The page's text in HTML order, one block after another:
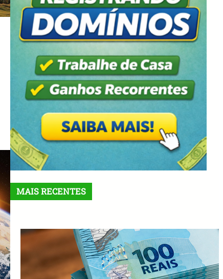
MAIS RECENTES
Calculadora de Lucro do FGTS
2026: Descubra Quanto Você
Vai Receber em Segundos
30/07/2026